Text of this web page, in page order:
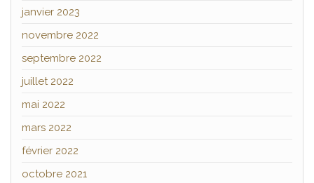
janvier 2023
novembre 2022
septembre 2022
juillet 2022
mai 2022
mars 2022
février 2022
octobre 2021